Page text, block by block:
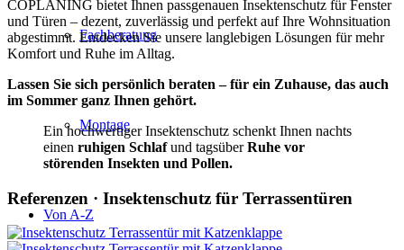
Fachberatung
Montage
Von A-Z
COPLANING bietet Ihnen passgenauen Insektenschutz für Fenster
und Türen – dezent, zuverlässig und perfekt auf Ihre Wohnsituation
abgestimmt. Entdecken Sie unsere langlebigen Lösungen für mehr
Komfort und Ruhe im Alltag.
Lassen Sie sich persönlich beraten – für ein Zuhause, das auch
im Sommer ganz Ihnen gehört.
Ein hochwertiger Insektenschutz schenkt Ihnen nachts
einen ruhigen Schlafund tagsüberRuhe vor
störenden Insekten und Pollen.
Referenzen · Insektenschutz für Terrassentüren